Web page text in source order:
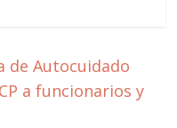
de Autocuidado
a funcionarios y